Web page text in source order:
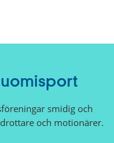
smidig och
och motionärer.